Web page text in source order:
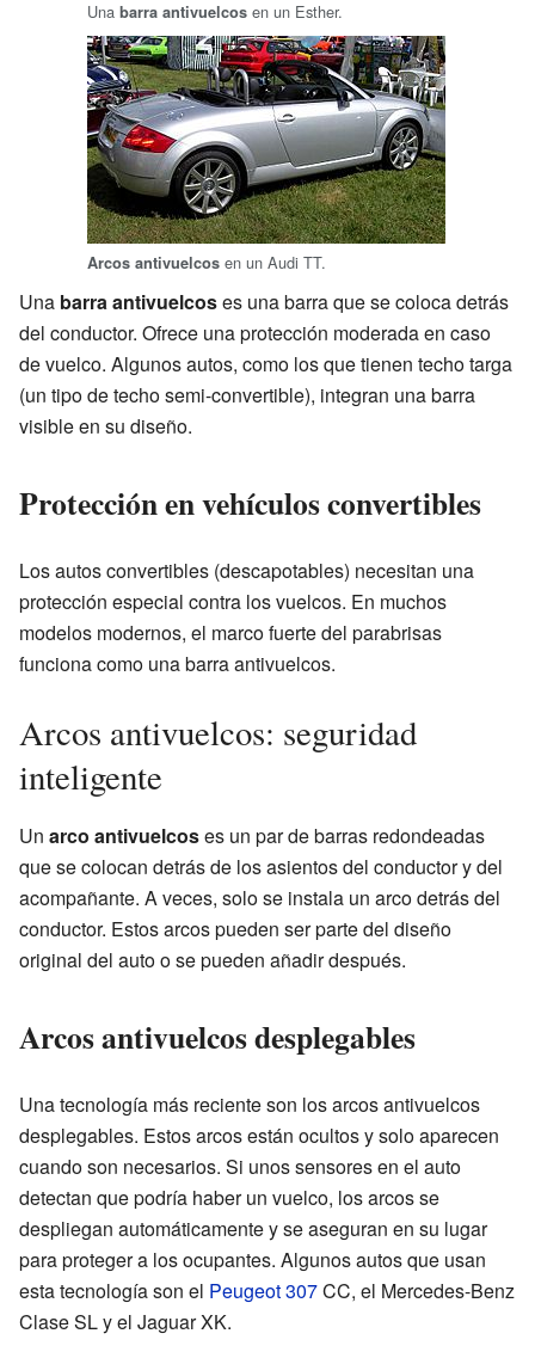
Una barra antivuelcos en un Esther.
Arcos antivuelcos en un Audi TT.
Una barra antivuelcoses una barra que se coloca detrás
del conductor. Ofrece una protección moderada en caso
de vuelco. Algunos autos, como los que tienen techo targa
(un tipo de techo semi-convertible), integran una barra
visible en su diseño.
Protección en vehículos convertibles
Los autos convertibles (descapotables) necesitan una
protección especial contra los vuelcos. En muchos
modelos modernos, el marco fuerte del parabrisas
funciona como una barra antivuelcos.
Arcos antivuelcos: seguridad
inteligente
Un arco antivuelcoses un par de barras redondeadas
que se colocan detrás de los asientos del conductor y del
acompañante. A veces, solo se instala un arco detrás del
conductor. Estos arcos pueden ser parte del diseño
original del auto o se pueden añadir después.
Arcos antivuelcos desplegables
Una tecnología más reciente son los arcos antivuelcos
desplegables. Estos arcos están ocultos y solo aparecen
cuando son necesarios. Si unos sensores en el auto
detectan que podría haber un vuelco, los arcos se
despliegan automáticamente y se aseguran en su lugar
para proteger a los ocupantes. Algunos autos que usan
esta tecnología son el Peugeot 307CC, el Mercedes-Benz
Clase SL y el Jaguar XK.